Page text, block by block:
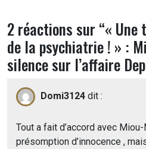
2 réactions sur “«
de la psychiatrie ! » :
silence sur l’affaire
Domi3124 dit :
Tout a fait d’accord avec
présomption d’innocence ,